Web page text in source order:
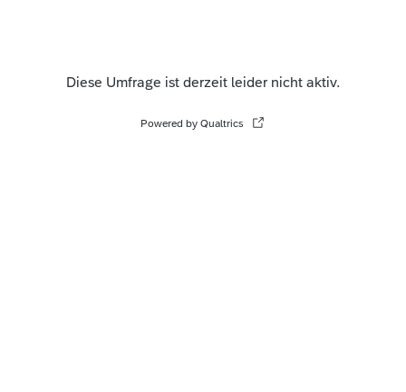
Diese Umfrage ist derzeit leider nicht aktiv.
Powered by Qualtrics